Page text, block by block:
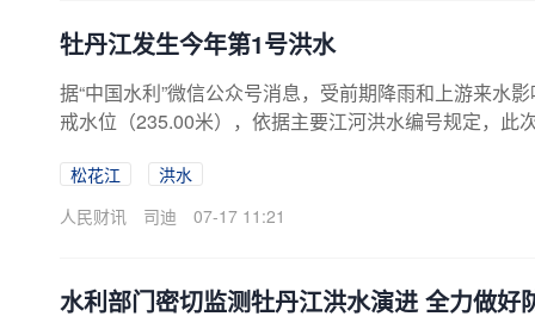
牡丹江发生今年第1号洪水
据“中国水利”微信公众号消息，受前期降雨和上游来水
戒水位（235.00米），依据主要江河洪水编号规定，此
松花江
洪水
人民财讯
司迪 07-17 11:21
水利部门密切监测牡丹江洪水演进 全力做好